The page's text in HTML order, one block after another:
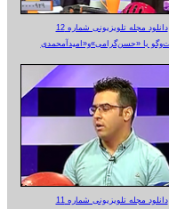
دانلود مجله تلویزیونی شماره 12
دانلود مجله تلویزیونی شماره 11